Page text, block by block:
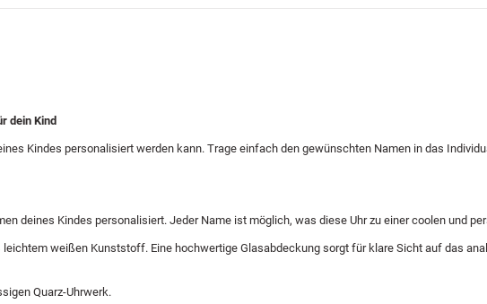
dein Kind
Kindes personalisiert werden kann. Trage einfach den gewünschten Namen in das
deines Kindes personalisiert. Jeder Name ist möglich, was diese Uhr zu einer coolen und
leichtem weißen Kunststoff. Eine hochwertige Glasabdeckung sorgt für klare Sicht auf das
Quarz-Uhrwerk.